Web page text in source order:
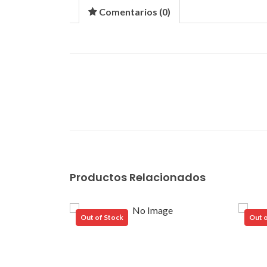
Comentarios (0)
Productos Relacionados
Out of Stock Out